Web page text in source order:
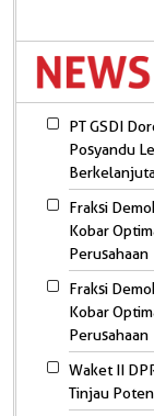
PT GSDI
Posyandu
Fraksi
Kobar
Perusahaan
Fraksi
Kobar
Perusahaan
Waket II
Tinjau